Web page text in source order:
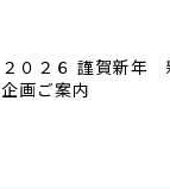
２０２６ 謹賀新
企画ご案内